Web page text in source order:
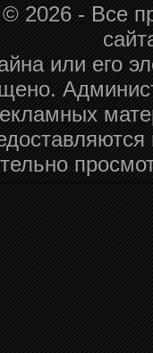
2026 - Все
или его